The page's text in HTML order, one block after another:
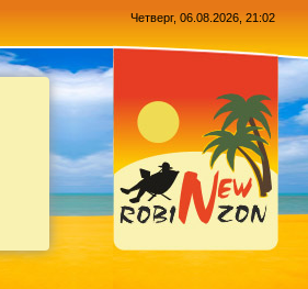
Четверг, 06.08.2026, 21:02